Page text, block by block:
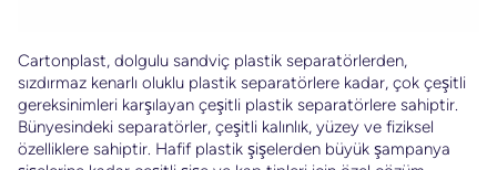
Cartonplast, dolgulu sandviç plastik separatörlerden,
sızdırmaz kenarlı oluklu plastik separatörlere kadar, çok çeşitli
gereksinimleri karşılayan çeşitli plastik separatörlere sahiptir.
Bünyesindeki separatörler, çeşitli kalınlık, yüzey ve fiziksel
özelliklere sahiptir. Hafif plastik şişelerden büyük şampanya